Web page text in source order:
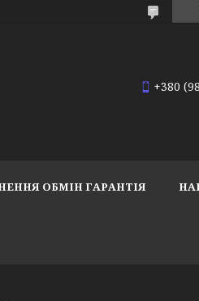
+380
ОБМІН ГАРАНТІЯ